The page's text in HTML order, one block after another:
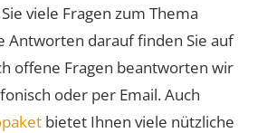
viele Fragen zum Thema
Antworten darauf finden Sie auf
offene Fragen beantworten wir
oder per Email. Auch
bietet Ihnen viele nützliche